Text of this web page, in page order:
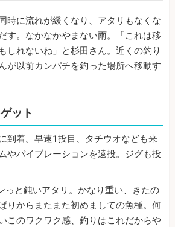
時に流れが緩くなり、アタリもなくな
す。なかなかやまない雨。「これは移
しれないね」と杉田さん。近くの釣り
が以前カンパチを釣った場所へ移動す
ット
到着。早速1投目、タチウオなども来
やバイブレーションを遠投。ジグも投
っと鈍いアタリ。かなり重い、きたの
りからまたまた初めましての魚種。何
このワクワク感、釣りはこれだからや